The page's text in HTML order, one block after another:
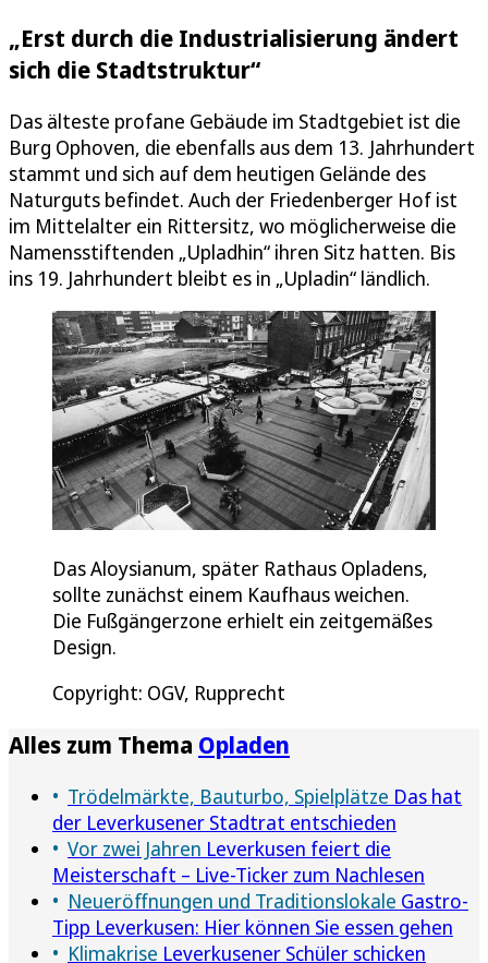
„Erst durch die Industrialisierung ändert
sich die Stadtstruktur“
Das älteste profane Gebäude im Stadtgebiet ist die
Burg Ophoven, die ebenfalls aus dem 13. Jahrhundert
stammt und sich auf dem heutigen Gelände des
Naturguts befindet. Auch der Friedenberger Hof ist
im Mittelalter ein Rittersitz, wo möglicherweise die
Namensstiftenden „Upladhin“ ihren Sitz hatten. Bis
ins 19. Jahrhundert bleibt es in „Upladin“ ländlich.
Das Aloysianum, später Rathaus Opladens,
sollte zunächst einem Kaufhaus weichen.
Die Fußgängerzone erhielt ein zeitgemäßes
Design.
Copyright: OGV, Rupprecht
Alles zum Thema Opladen
Trödelmärkte, Bauturbo, Spielplätze Das hat
der Leverkusener Stadtrat entschieden
Vor zwei Jahren Leverkusen feiert die
Meisterschaft – Live-Ticker zum Nachlesen
Neueröffnungen und Traditionslokale Gastro-
Tipp Leverkusen: Hier können Sie essen gehen
Klimakrise Leverkusener Schüler schicken